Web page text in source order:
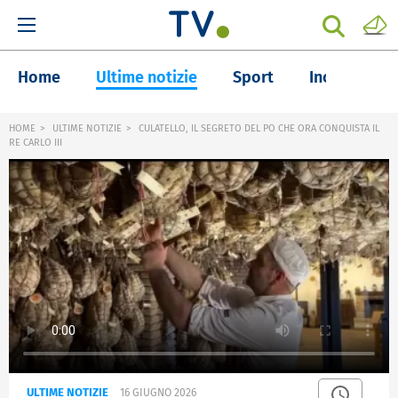
Home Ultime notizie Sport Inchieste
HOME ULTIME NOTIZIE
CULATELLO, IL SEGRETO DEL PO CHE ORA CONQUISTA IL
RE CARLO III
ULTIME NOTIZIE 16 GIUGNO 2026